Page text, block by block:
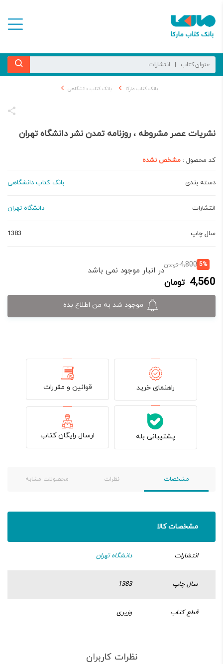
بانک کتاب مارکا بانک کتاب دانشگاهی
نشریات عصر مشروطه ، روزنامه تمدن نشر دانشگاه تهران
کد محصول : مشخص نشده
دسته بندی بانک کتاب دانشگاهی
انتشارات دانشگاه تهران
سال چاپ 1383
5%
4,800 تومانقیمت
اصلی:
4,560 تومان
قیمت
فعلی:
4,560 تومان.
در انبار موجود نمی باشد
موجود شد به من اطلاع بده
راهنمای خرید قوانین و مقررات
پشتیبانی بله ارسال رایگان کتاب
مشخصات نظرات محصولات مشابه
مشخصات کالا
انتشارات دانشگاه تهران
سال چاپ 1383
قطع کتاب وزیری
نظرات کاربران